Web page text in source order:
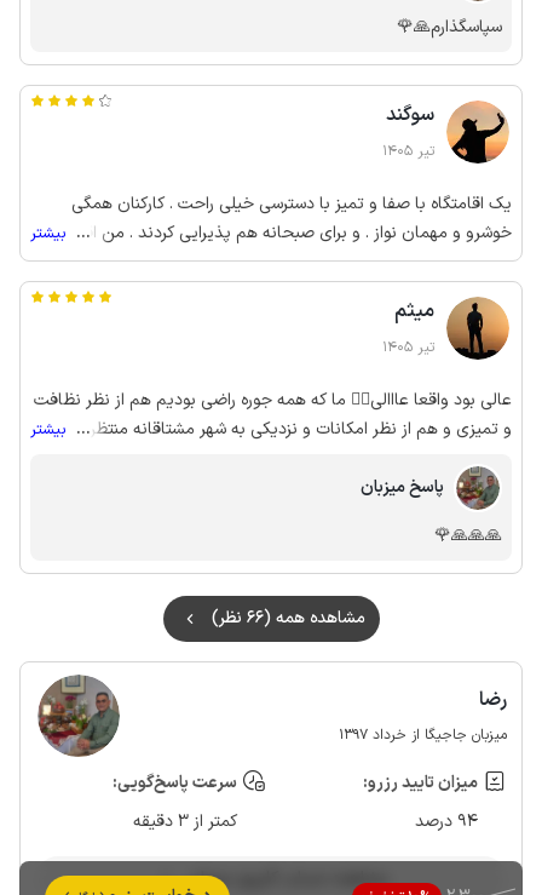
سپاسگذارم🙏🌹
سوگند
تیر 1405
یک اقامتگاه با صفا و تمیز با دسترسی خیلی راحت . کارکنان همگی
خوشرو و مهمان نواز . و برای صبحانه هم پذیرایی کردند . من اقامتم رو
با کد تخفیف رزرو کردم که قیمتی هم خیلی مناسب شد . تنها مورد
قطعی برق و آب در منطقه هستش که کاملا از اختیار میزبان خارج
هست و مشکل پیش بینی نشده محسوب میشه و این اتاق سرویس
فرنگی نداشت که سخت بود این مورد هم باید زمان انجام رزرو خودم
انتخاب مجدد ما خواهد بود .
... بیشتر
میثم
تیر 1405
عالی بود واقعا عااالی👌🏼 ما که همه جوره راضی بودیم هم از نظر نظافت
و تمیزی و هم از نظر امکانات و نزدیکی به شهر مشتاقانه منتظریم که
... بیشتر
پاسخ میزبان
🙏🙏🙏🌹
مشاهده همه (66 نظر)
رضا
میزبان جاجیگا از خرداد 1397
میزان تایید رزرو:
94 درصد
سرعت پاسخ‌گویی:
کمتر از 3 دقیقه
مشاهده حساب کاربری میزبان